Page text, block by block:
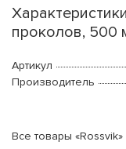
проколов, 500
Артикул
Производитель
Все товары «Rossvik»